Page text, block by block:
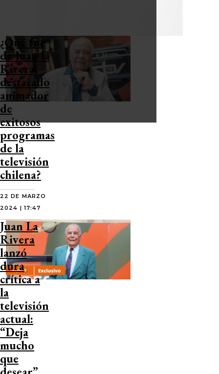
¿Qué fue
de Juan la
Rivera,
destacado
animador
de
exitosos
programas
de la
televisión
chilena?
22 DE MARZO
2024 | 17:47
Juan La
Rivera
lanzó
dura
crítica a
la
televisión
actual:
“Deja
mucho
que